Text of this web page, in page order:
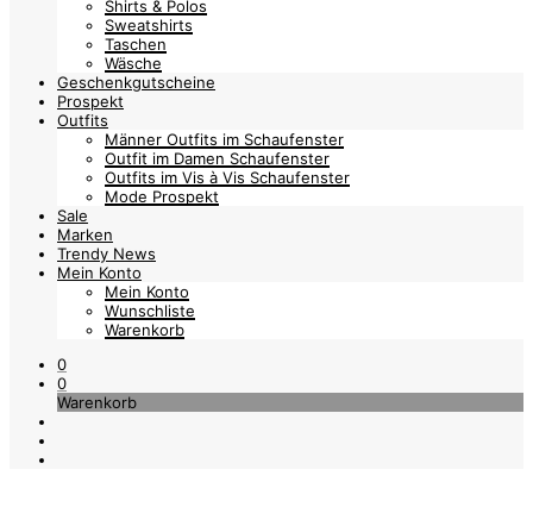
Shirts & Polos
Sweatshirts
Taschen
Wäsche
Geschenkgutscheine
Prospekt
Outfits
Männer Outfits im Schaufenster
Outfit im Damen Schaufenster
Outfits im Vis à Vis Schaufenster
Mode Prospekt
Sale
Marken
Trendy News
Mein Konto
Mein Konto
Wunschliste
Warenkorb
0
0
Warenkorb